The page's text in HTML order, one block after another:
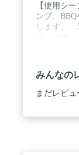
【使用シ
ンプ、
します。
冷にも役
ルが14本
冷力5日】
力が5日継
りなクー
みんなの
まだレビ